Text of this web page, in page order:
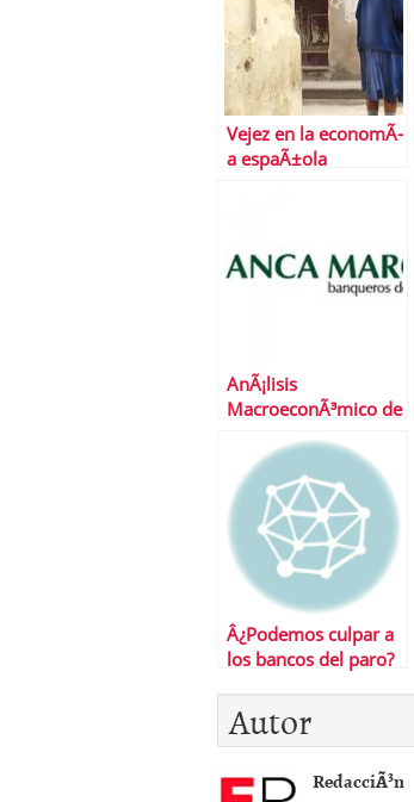
Vejez en la economÃ­
a espaÃ±ola
AnÃ¡lisis
MacroeconÃ³mico de
Â¿Podemos culpar a
los bancos del paro?
Autor
RedacciÃ³n